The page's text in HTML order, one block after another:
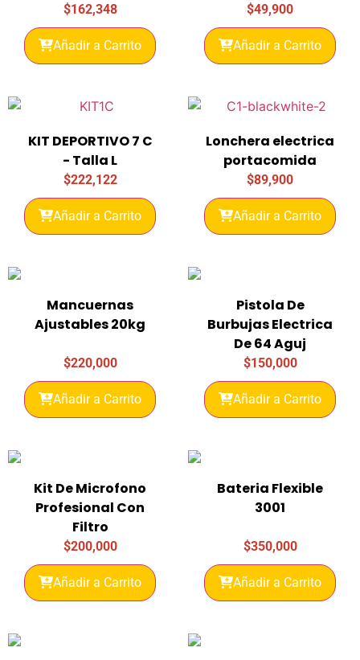
$162,348
Añadir a Carrito
$49,900
Añadir a Carrito
KIT DEPORTIVO 7 C
- Talla L
$222,122
Añadir a Carrito
Lonchera electrica
portacomida
$89,900
Añadir a Carrito
Mancuernas
Ajustables 20kg
$220,000
Añadir a Carrito
Pistola De
Burbujas Electrica
De 64 Aguj
$150,000
Añadir a Carrito
Kit De Microfono
Profesional Con
Filtro
$200,000
Añadir a Carrito
Bateria Flexible
3001
$350,000
Añadir a Carrito